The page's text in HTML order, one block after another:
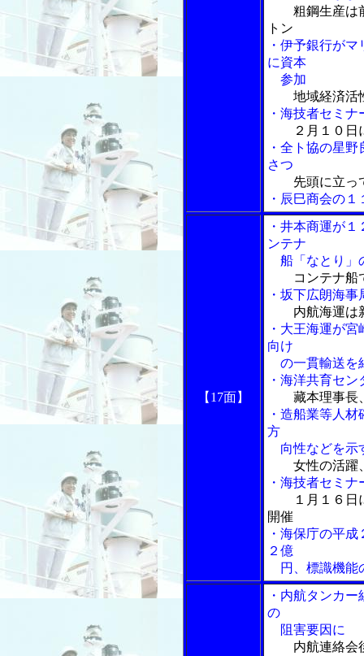
粗鋼生産は
トン
・伊予銀行が
に資本
参加
地域経済活
・海技者セミ
２月１０
・全ト協の星
さつ
先頭に立っ
・辰巳商会の
【17面】
・井本商運が
ンテナ
船「なとり」
コンテナ船
・坂下広朗海
内航海運は
・大王海運が
向け
の一貫輸送を
・海洋共育セ
藏本理事長
・造船業等人
方
向性などを示
女性の活躍
・海技者セミ
１月１６
開催
・海保庁の平
２億
円、標識機能
・内航タンカ
の
阻害要因に
内航連絡会